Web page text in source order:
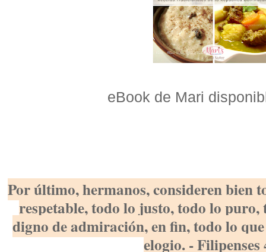
eBook de Mari
Por último, hermanos, consideren bien
respetable, todo lo justo, todo lo
digno de admiración, en fin, todo lo que
elogio. - Filipenses